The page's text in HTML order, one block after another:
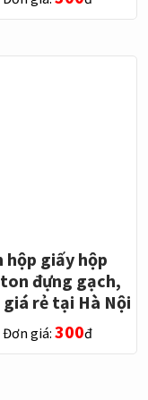
hộp giấy hộp
đựng gạch,
rẻ tại Hà Nội
Đơn giá: 300đ